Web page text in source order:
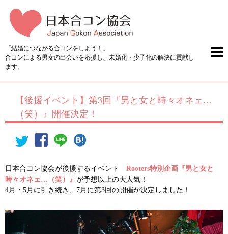
「結婚につながる合コンをしよう！」
合コンによる男女の出会いを応援し、未婚化・少子化の解決に貢献し
ます。
【後援イベント】第3回『男と女と時々オネェ…
（笑）』開催決定！
日本合コン協会が後援するイベント Rooters特別企画『男と女と
時々オネェ…（笑）』 が予想以上の大人気！
4月・5月に引き続き、7月に第3回の開催が決定しました！